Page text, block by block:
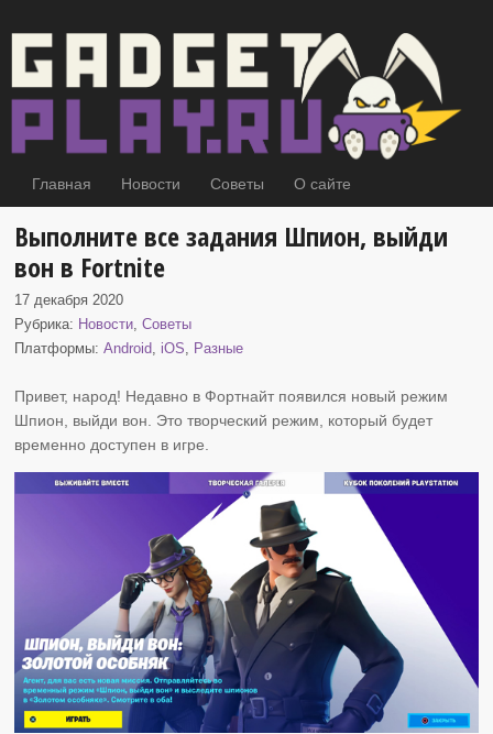
Главная Новости Советы О сайте
Выполните все задания Шпион, выйди
вон в Fortnite
17 декабря 2020
Рубрика: Новости,Советы
Платформы:Android, iOS, Разные
Привет, народ! Недавно в Фортнайт появился новый режим
Шпион, выйди вон. Это творческий режим, который будет
временно доступен в игре.